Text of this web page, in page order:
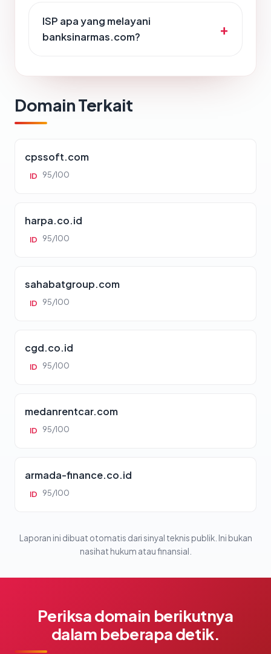
ISP apa yang melayani
banksinarmas.com?
Domain Terkait
cpssoft.com
ID 95/100
harpa.co.id
ID 95/100
sahabatgroup.com
ID 95/100
cgd.co.id
ID 95/100
medanrentcar.com
ID 95/100
armada-finance.co.id
ID 95/100
Laporan ini dibuat otomatis dari sinyal teknis publik. Ini bukan
nasihat hukum atau finansial.
Periksa domain berikutnya
dalam beberapa detik.